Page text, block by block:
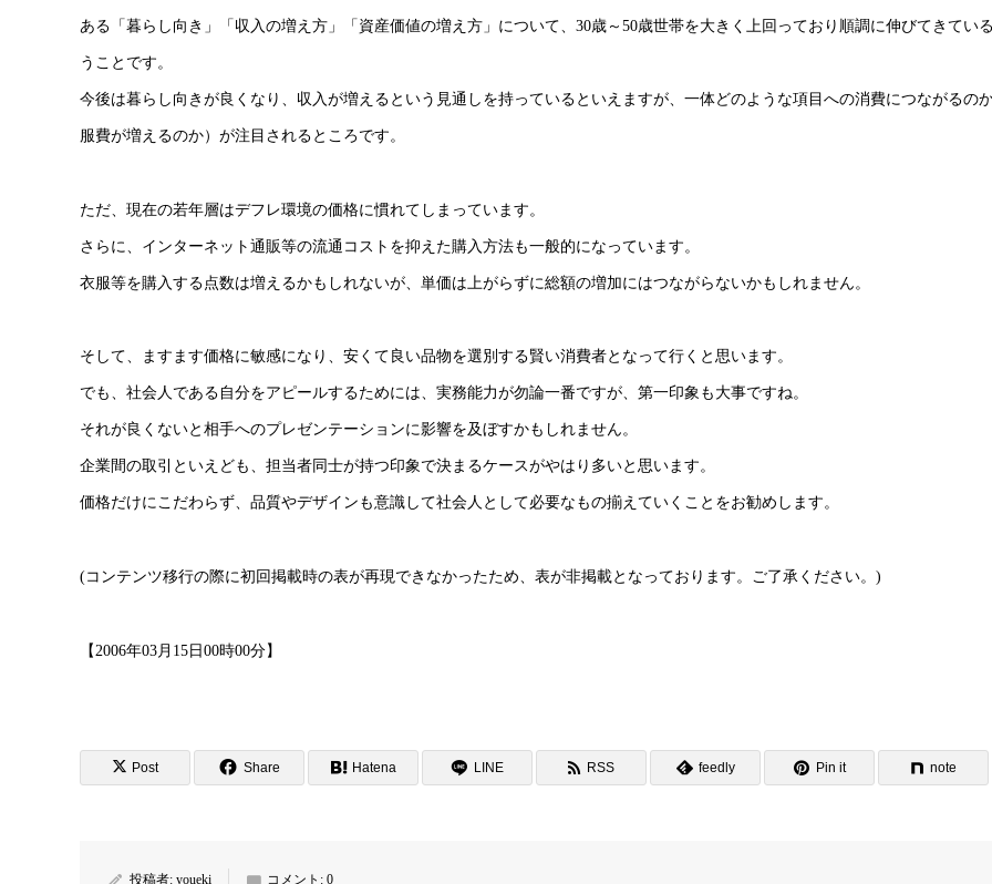
ある「暮らし向き」「収入の増え方」「資産価値の増え方」について、30歳～50歳世帯を大きく上回っており順調に伸びてきてい
うことです。
今後は暮らし向きが良くなり、収入が増えるという見通しを持っているといえますが、一体どのような項目への消費につながるの
服費が増えるのか）が注目されるところです。
ただ、現在の若年層はデフレ環境の価格に慣れてしまっています。
さらに、インターネット通販等の流通コストを抑えた購入方法も一般的になっています。
衣服等を購入する点数は増えるかもしれないが、単価は上がらずに総額の増加にはつながらないかもしれません。
そして、ますます価格に敏感になり、安くて良い品物を選別する賢い消費者となって行くと思います。
でも、社会人である自分をアピールするためには、実務能力が勿論一番ですが、第一印象も大事ですね。
それが良くないと相手へのプレゼンテーションに影響を及ぼすかもしれません。
企業間の取引といえども、担当者同士が持つ印象で決まるケースがやはり多いと思います。
価格だけにこだわらず、品質やデザインも意識して社会人として必要なもの揃えていくことをお勧めします。
(コンテンツ移行の際に初回掲載時の表が再現できなかったため、表が非掲載となっております。ご了承ください。)
【2006年03月15日00時00分】
Post Share Hatena LINE RSS feedly Pin it note
投稿者: youeki コメント: 0